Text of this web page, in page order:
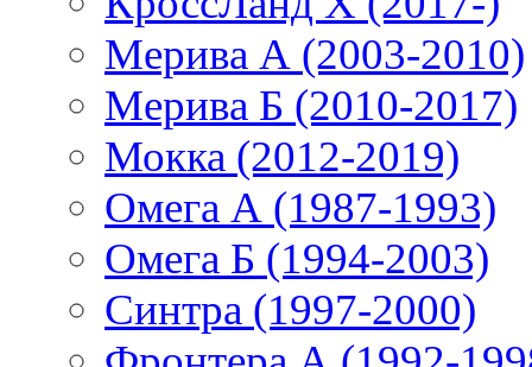
Мерива А (2003-2010)
Мерива Б (2010-2017)
Мокка (2012-2019)
Омега А (1987-1993)
Омега Б (1994-2003)
Синтра (1997-2000)